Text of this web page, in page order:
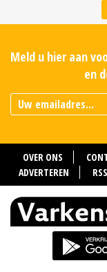
Meld u hier aan
en
OVER ONS
ADVERTEREN
RSS